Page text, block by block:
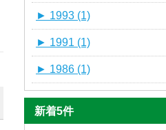
► 1993 (1)
► 1991 (1)
► 1986 (1)
新着5件